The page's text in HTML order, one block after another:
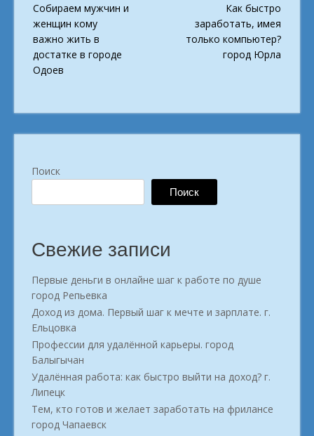
navigation
Собираем мужчин и
женщин кому
важно жить в
достатке в городе
Одоев
Как быстро
заработать, имея
только компьютер?
город Юрла
Поиск
Поиск
Свежие записи
Первые деньги в онлайне шаг к работе по душе
город Репьевка
Доход из дома. Первый шаг к мечте и зарплате. г.
Ельцовка
Профессии для удалённой карьеры. город
Балыгычан
Удалённая работа: как быстро выйти на доход? г.
Липецк
Тем, кто готов и желает заработать на фрилансе
город Чапаевск